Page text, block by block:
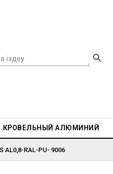
КРОВЕЛЬНЫЙ АЛЮМИНИЙ
RAL-PU- 9006